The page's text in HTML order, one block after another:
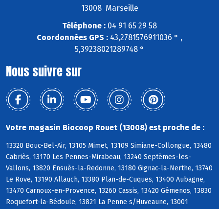
13008 Marseille
Téléphone : 04 91 65 29 58
Coordonnées GPS : 43,2781576911036 ° ,
5,39238021289748 °
Nous suivre sur
Votre magasin Biocoop Rouet (13008) est proche de :
13320 Bouc-Bel-Air, 13105 Mimet, 13109 Simiane-Collongue, 13480
Cabriès, 13170 Les Pennes-Mirabeau, 13240 Septèmes-les-
Vallons, 13820 Ensuès-la-Redonne, 13180 Gignac-la-Nerthe, 13740
Le Rove, 13190 Allauch, 13380 Plan-de-Cuques, 13400 Aubagne,
13470 Carnoux-en-Provence, 13260 Cassis, 13420 Gémenos, 13830
Roquefort-la-Bédoule, 13821 La Penne s/Huveaune, 13001